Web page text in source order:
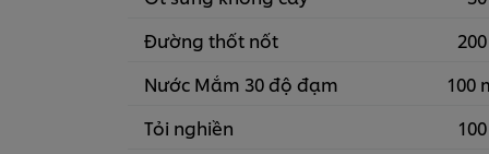
Đường thốt nốt
Nước Mắm 30 độ đạm
100
Tỏi nghiền